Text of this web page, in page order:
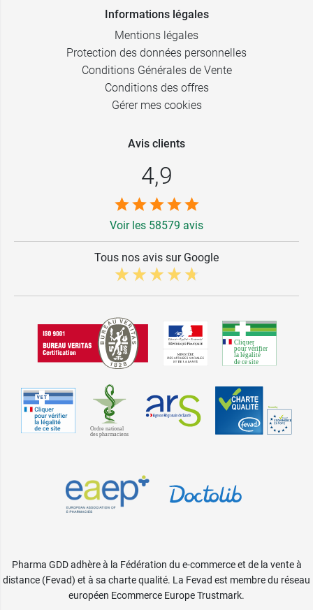
Informations légales
Mentions légales
Protection des données personnelles
Conditions Générales de Vente
Conditions des offres
Gérer mes cookies
Avis clients
4,9
Voir les 58579 avis
Tous nos avis sur Google
Pharma GDD adhère à la Fédération du e-commerce et de la vente à
distance (Fevad) et à sa charte qualité. La Fevad est membre du réseau
européen Ecommerce Europe Trustmark.